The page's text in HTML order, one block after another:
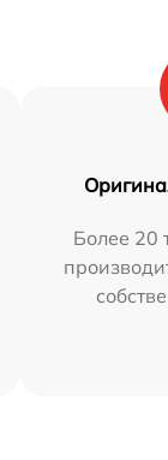
Более 20